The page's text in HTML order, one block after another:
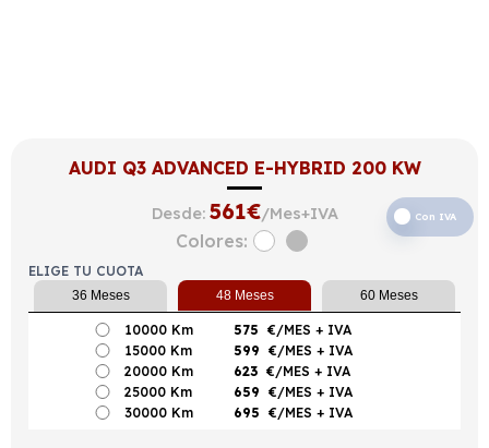
AUDI Q3 ADVANCED E-HYBRID 200 KW
Desde: 561€/Mes+IVA Con IVA
Colores:
ELIGE TU CUOTA
36 Meses 48 Meses 60 Meses
10000 Km 575 €/MES + IVA
15000 Km
599 €/MES + IVA
20000 Km
623 €/MES + IVA
25000 Km
659 €/MES + IVA
30000 Km
695 €/MES + IVA